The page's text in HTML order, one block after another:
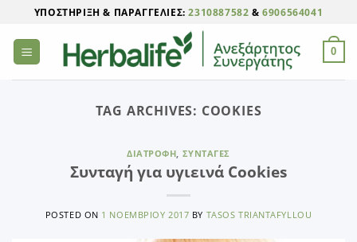
Μετάβαση
περιεχόμενο
ΥΠΟΣΤΉΡΙΞΗ & ΠΑΡΑΓΓΕΛΊΕΣ:2310887582 &6906564041
0
TAG ARCHIVES: COOKIES
ΔΙΑΤΡΟΦΉ, ΣΥΝΤΑΓΈΣ
Συνταγή για υγιεινά Cookies
POSTED ON 1 ΝΟΕΜΒΡΊΟΥ 2017 BY TASOS TRIANTAFYLLOU